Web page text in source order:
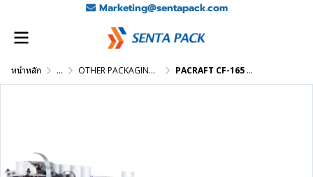
Marketing@sentapack.com
หน้าหลัก ... OTHER PACKAGING MACHINES PACRAFT CF-165 — Cup Filling Device